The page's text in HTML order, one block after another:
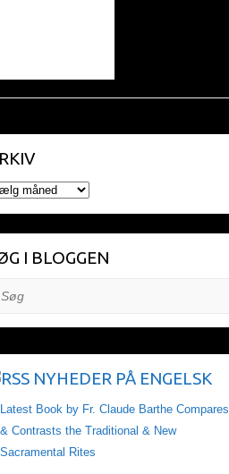
I BLOGGEN
NYHEDER PÅ ENGELSK
Latest Book by Fr. Claude Barthe Compares
& Contrasts the Traditional & New
Sacramental Rites